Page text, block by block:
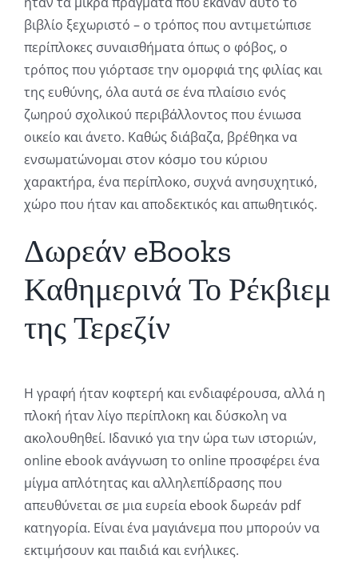
βιβλίο ξεχωριστό – ο τρόπος που αντιμετώπισε
περίπλοκες συναισθήματα όπως ο φόβος, ο
τρόπος που γιόρτασε την ομορφιά της φιλίας και
της ευθύνης, όλα αυτά σε ένα πλαίσιο ενός
ζωηρού σχολικού περιβάλλοντος που ένιωσα
οικείο και άνετο. Καθώς διάβαζα, βρέθηκα να
ενσωματώνομαι στον κόσμο του κύριου
χαρακτήρα, ένα περίπλοκο, συχνά ανησυχητικό,
χώρο που ήταν και αποδεκτικός και απωθητικός.
Δωρεάν eBooks
Καθημερινά Το Ρέκβιεμ
της Τερεζίν
Η γραφή ήταν κοφτερή και ενδιαφέρουσα, αλλά η
πλοκή ήταν λίγο περίπλοκη και δύσκολη να
ακολουθηθεί. Ιδανικό για την ώρα των ιστοριών,
online ebook ανάγνωση το online προσφέρει ένα
μίγμα απλότητας και αλληλεπίδρασης που
απευθύνεται σε μια ευρεία ebook δωρεάν pdf
κατηγορία. Είναι ένα μαγιάνεμα που μπορούν να
εκτιμήσουν και παιδιά και ενήλικες.